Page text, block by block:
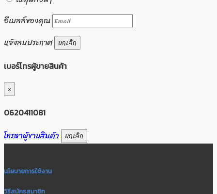
อีเมลล์ของคุณ
แจ้งลบประกาศ ยกเลิก
เบอร์โทรผู้ขายสินค้า
×
0620411081
โทรหาผู้ขายสินค้า ยกเลิก
นโยบายการใช้งาน
วิธีสมัครสมาชิก